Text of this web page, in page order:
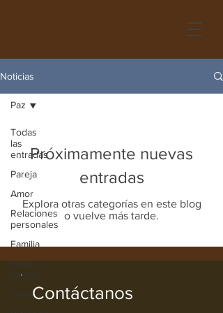
Noticias
Todas
las
entradas
Pareja
Amor
Relaciones
personales
Familia
Salud
mental
Crisis
Paz
Próximamente nuevas
entradas
Explora otras categorías en este blog
o vuelve más tarde.
Contáctanos